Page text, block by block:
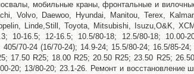
мобильные краны, фронтальные и
Volvo, Daewoo, Hyundai, Manitou, Terex,
Linde,Still, Toyota, Mitsubishi, Isuzu,O&K,
10-16.5; 12-16.5; 10.5/80-18; 12.5/80-18; 10.00-
70-24 (16/70-24); 14.9-24; 15.5/80-24; 16.5/85-
17.50 R25; 18.00 R25; 20.50 R25; 23.50 R25;
20; 13/80-20; 23.1-26. Ремонт и восстановление